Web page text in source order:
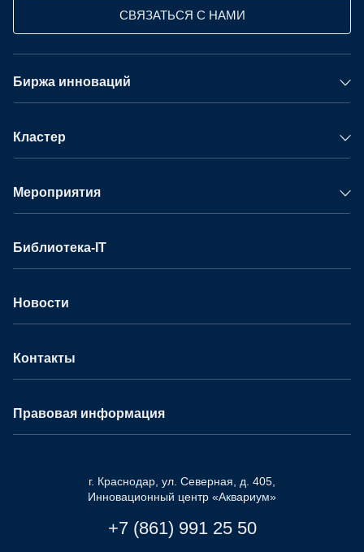
СВЯЗАТЬСЯ С НАМИ
Биржа инноваций
Кластер
Мероприятия
Библиотека-IT
Новости
Контакты
Правовая информация
г. Краснодар, ул. Северная, д. 405,
Инновационный центр «Аквариум»
+7 (861) 991 25 50